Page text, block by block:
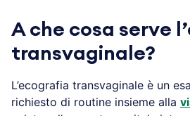
A che cosa serve
transvaginale?
L’ecografia transvaginale è un
richiesto di routine insieme alla